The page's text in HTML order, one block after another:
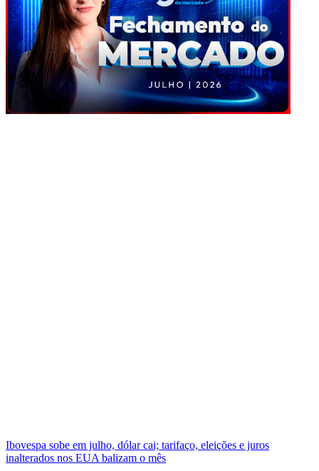
Ibovespa sobe em julho, dólar cai; tarifaço, eleições e juros
inalterados nos EUA balizam o mês